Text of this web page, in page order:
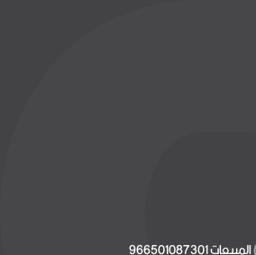
المبيعات 966501087301